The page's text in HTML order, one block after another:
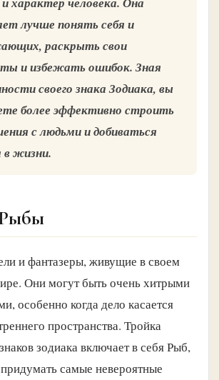
лучше понять себя и
раскрыть свои
и избежать ошибок. Зная
своего знака Зодиака, вы
более эффективно строить
с людьми и добиваться
в жизни.
и фантазеры, живущие в своем
Они могут быть очень хитрыми
особенно когда дело касается
пространства. Тройка
зодиака включает в себя Рыб,
самые невероятные